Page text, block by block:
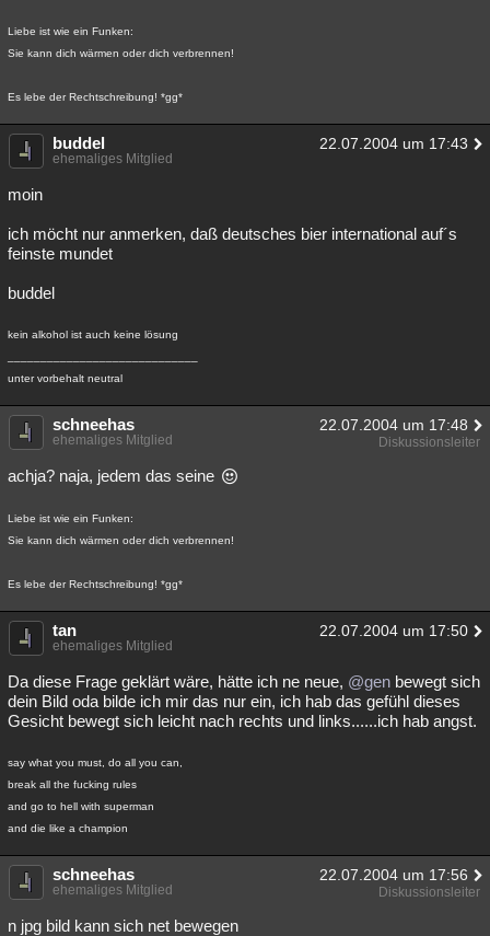
Liebe ist wie ein Funken:
Sie kann dich wärmen oder dich verbrennen!
Es lebe der Rechtschreibung! *gg*
buddel 22.07.2004 um 17:43
ehemaliges Mitglied
moin
ich möcht nur anmerken, daß deutsches bier international auf´s
feinste mundet
buddel
kein alkohol ist auch keine lösung
unter vorbehalt neutral
schneehas 22.07.2004 um 17:48
ehemaliges Mitglied Diskussionsleiter
achja? naja, jedem das seine
Liebe ist wie ein Funken:
Sie kann dich wärmen oder dich verbrennen!
Es lebe der Rechtschreibung! *gg*
tan 22.07.2004 um 17:50
ehemaliges Mitglied
Da diese Frage geklärt wäre, hätte ich ne neue, @gen bewegt sich
dein Bild oda bilde ich mir das nur ein, ich hab das gefühl dieses
Gesicht bewegt sich leicht nach rechts und links......ich hab angst.
say what you must, do all you can,
break all the fucking rules
and go to hell with superman
and die like a champion
schneehas 22.07.2004 um 17:56
ehemaliges Mitglied Diskussionsleiter
n jpg bild kann sich net bewegen